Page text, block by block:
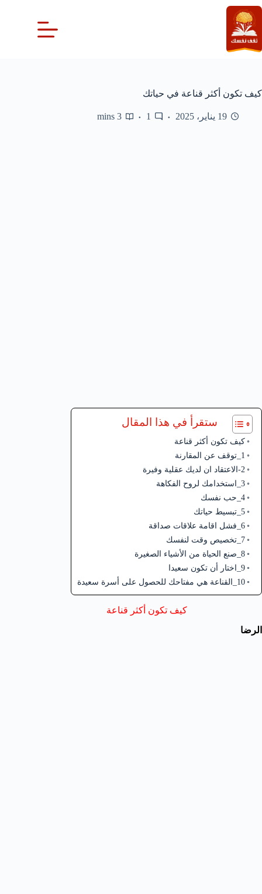
التجاوز
إلى
المحتوى
كيف تكون أكثر قناعة في حياتك
19 يناير، 2025 1
3 mins
ستقرأ في هذا المقال
كيف تكون أكثر قناعة
1_توقف عن المقارنة
2-الاعتقاد ان لديك عقلية وفيرة
3_استخدامك لروح الفكاهة
4_حب نفسك
5_تبسيط حياتك
6_فشل اقامة علاقات صداقة
7_تخصيص وقت لنفسك
8_صنع الحياة من الأشياء الصغيرة
9_اختار أن تكون سعيدا
10_القناعة هي مفتاحك للحصول على أسرة سعيدة
كيف تكون أكثر قناعة
الرضا